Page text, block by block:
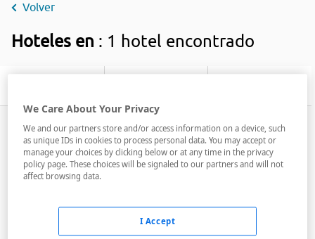
Volver
Hoteles en : 1 hotel encontrado
We Care About Your Privacy
We and our partners store and/or access information on a device, such
as unique IDs in cookies to process personal data. You may accept or
manage your choices by clicking below or at any time in the privacy
policy page. These choices will be signaled to our partners and will not
affect browsing data.
I Accept